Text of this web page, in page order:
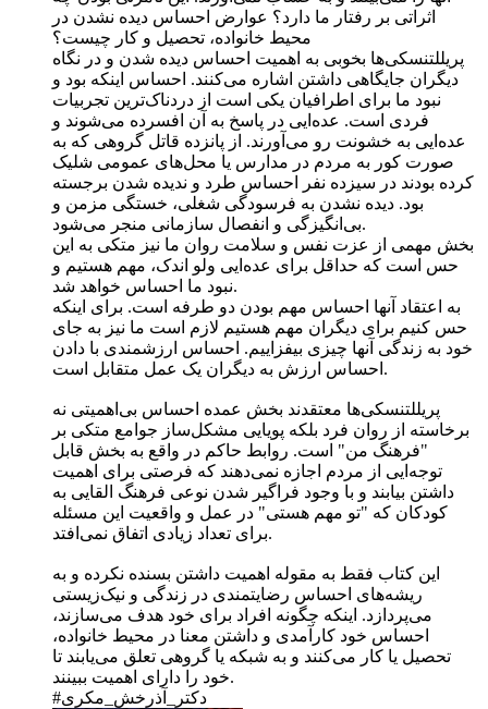
اثراتی بر رفتار ما دارد؟ عوارض احساس دیده نشدن در
محیط خانواده، تحصیل و کار چیست؟
پریللتنسکی‌ها بخوبی به اهمیت احساس دیده شدن و در نگاه
دیگران جایگاهی داشتن اشاره می‌کنند. احساس اینکه بود و
نبود ما برای اطرافیان یکی است از دردناک‌ترین تجربیات
فردی است. عده‌ایی در پاسخ به آن افسرده می‌شوند و
عده‌ایی به خشونت رو می‌آورند. از پانزده قاتل گروهی که به
صورت کور به مردم در مدارس یا محل‌های عمومی شلیک
کرده بودند در سیزده نفر احساس طرد و ندیده شدن برجسته
بود. دیده نشدن به فرسودگی شغلی، خستگی مزمن و
بی‌انگیزگی و انفصال سازمانی منجر می‌شود.
بخش مهمی از عزت نفس و سلامت روان ما نیز متکی به این
حس است که حداقل برای عده‌ایی ولو اندک، مهم هستیم و
نبود ما احساس خواهد شد.
به اعتقاد آنها احساس مهم بودن دو طرفه است. برای اینکه
حس کنیم برای دیگران مهم هستیم لازم است ما نیز به جای
خود به زندگی آنها چیزی بیفزاییم. احساس ارزشمندی با دادن
احساس ارزش به دیگران یک عمل متقابل است.
پریللتنسکی‌ها معتقدند بخش عمده احساس بی‌اهمیتی نه
برخاسته از روان فرد بلکه پویایی مشکل‌ساز جوامع متکی بر
"فرهنگ من" است. روابط حاکم در واقع به بخش قابل
توجه‌ایی از مردم اجازه نمی‌دهند که فرصتی برای اهمیت
داشتن بیابند و با وجود فراگیر شدن نوعی فرهنگ القایی به
کودکان که "تو مهم هستی" در عمل و واقعیت این مسئله
برای تعداد زیادی اتفاق نمی‌افتد.
این کتاب فقط به مقوله اهمیت داشتن بسنده نکرده و به
ریشه‌های احساس رضایتمندی در زندگی و نیک‌زیستی
می‌پردازد. اینکه چگونه افراد برای خود هدف می‌سازند،
احساس خود کارآمدی و داشتن معنا در محیط خانواده،
تحصیل یا کار می‌کنند و به شبکه یا گروهی تعلق می‌یابند تا
خود را دارای اهمیت ببینند.
#دکتر_آذرخش_مکری